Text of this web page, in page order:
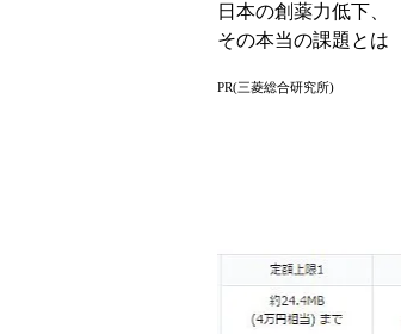
日本の創薬力低下、
その本当の課題とは
PR(三菱総合研究所)